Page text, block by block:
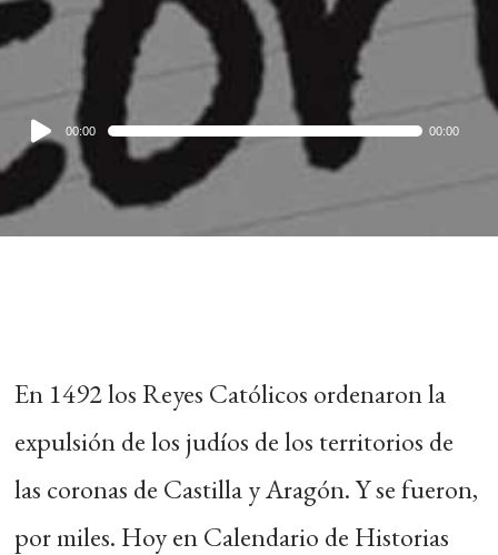
Audio
Player
00:00 00:00
En 1492 los Reyes Católicos ordenaron la
expulsión de los judíos de los territorios de
las coronas de Castilla y Aragón. Y se fueron,
por miles. Hoy en Calendario de Historias